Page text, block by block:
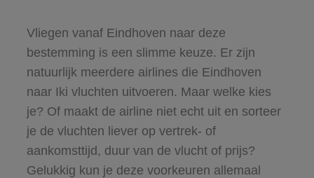
Vliegen vanaf Eindhoven naar deze
bestemming is een slimme keuze. Er zijn
natuurlijk meerdere airlines die Eindhoven
naar Iki vluchten uitvoeren. Maar welke kies
je? Of maakt de airline niet echt uit en sorteer
je de vluchten liever op vertrek- of
aankomsttijd, duur van de vlucht of prijs?
Gelukkig kun je deze voorkeuren allemaal